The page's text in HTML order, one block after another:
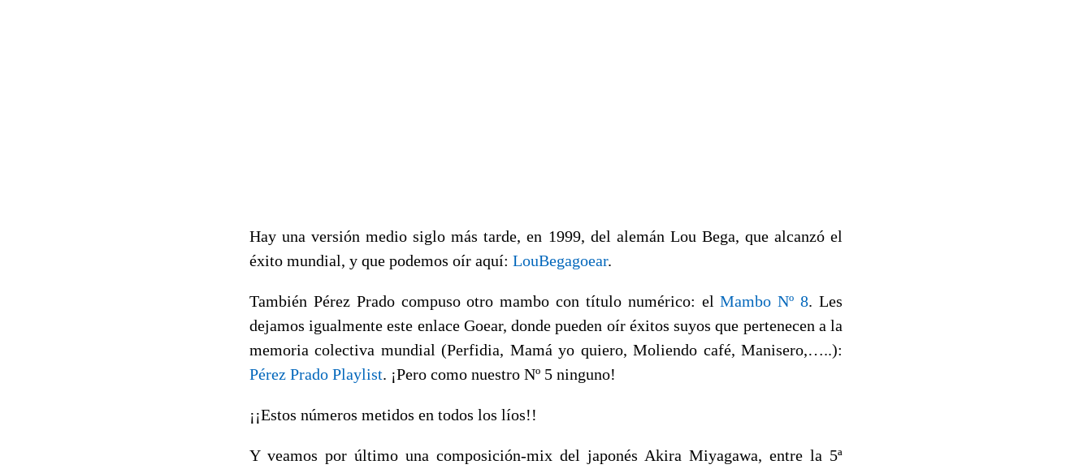
Hay una versión medio siglo más tarde, en 1999, del alemán Lou Bega, que alcanzó el
éxito mundial, y que podemos oír aquí: LouBegagoear.
También Pérez Prado compuso otro mambo con título numérico: elMambo Nº 8. Les
dejamos igualmente este enlace Goear, donde pueden oír éxitos suyos que pertenecen a la
memoria colectiva mundial (Perfidia, Mamá yo quiero, Moliendo café, Manisero,…..):
Pérez Prado Playlist. ¡Pero como nuestro Nº 5 ninguno!
¡¡Estos números metidos en todos los líos!!
Y veamos por último una composición-mix del japonés Akira Miyagawa, entre la 5ª